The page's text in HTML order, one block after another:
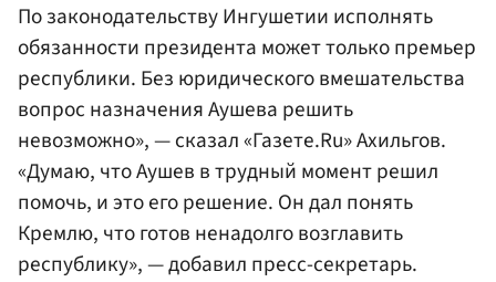
По законодательству Ингушетии исполнять
обязанности президента может только премьер
республики. Без юридического вмешательства
вопрос назначения Аушева решить
невозможно», — сказал «Газете.Ru» Ахильгов.
«Думаю, что Аушев в трудный момент решил
помочь, и это его решение. Он дал понять
Кремлю, что готов ненадолго возглавить
республику», — добавил пресс-секретарь.